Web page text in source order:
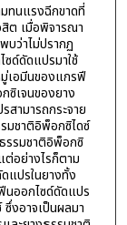
ทนแรงฉีกขาดที่
ต เมื่อพิจารณา
ว่าไม่ปรากฏ
ด์ดัดแปรมาใช้
เอมีนของแกรฟี
ซิเจนของยาง
ามารถกระจาย
มชาติอิพ็อกซิไดซ์
รรมชาติอิพ็อกซิ
อย่างไรก็ตาม
แปรในยางทั้ง
นออกไซด์ดัดแปร
งอาจเป็นผลมา